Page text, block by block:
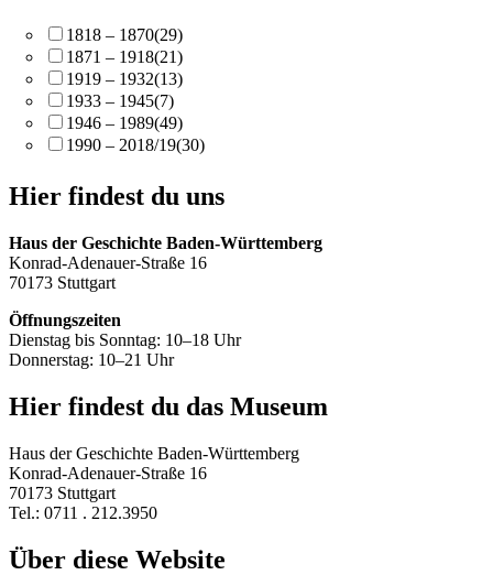
1818 – 1870(29)
1871 – 1918(21)
1919 – 1932(13)
1933 – 1945(7)
1946 – 1989(49)
1990 – 2018/19(30)
Hier findest du uns
Haus der Geschichte Baden-Württemberg
Konrad-Adenauer-Straße 16
70173 Stuttgart
Öffnungszeiten
Dienstag bis Sonntag: 10–18 Uhr
Donnerstag: 10–21 Uhr
Hier findest du das Museum
Haus der Geschichte Baden-Württemberg
Konrad-Adenauer-Straße 16
70173 Stuttgart
Tel.: 0711 . 212.3950
Über diese Website